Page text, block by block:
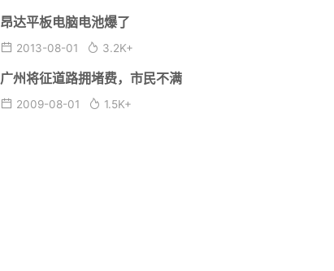
昂达平板电脑电池爆了
2013-08-01 3.2K+
广州将征道路拥堵费，市民不满
2009-08-01 1.5K+